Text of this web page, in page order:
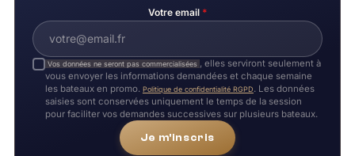
Votre email *
Vos données ne seront pas commercialisées , elles serviront seulement à
vous envoyer les informations demandées et chaque semaine
les bateaux en promo. Politique de confidentialité RGPD. Les données
saisies sont conservées uniquement le temps de la session
pour faciliter vos demandes successives sur plusieurs bateaux.
Je m'inscris